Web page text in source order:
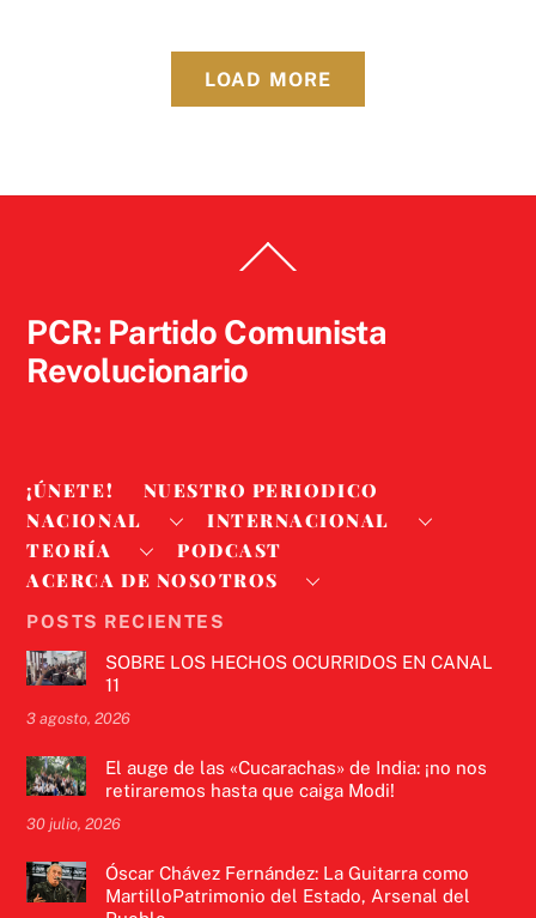
LOAD MORE
To
PCR: Partido Comunista
Revolucionario
¡ÚNETE!
NUESTRO PERIODICO
NACIONAL
INTERNACIONAL
TEORÍA
PODCAST
ACERCA DE NOSOTROS
POSTS RECIENTES
SOBRE LOS HECHOS OCURRIDOS EN CANAL
11
3 agosto, 2026
El auge de las «Cucarachas» de India: ¡no nos
retiraremos hasta que caiga Modi!
30 julio, 2026
Óscar Chávez Fernández: La Guitarra como
MartilloPatrimonio del Estado, Arsenal del